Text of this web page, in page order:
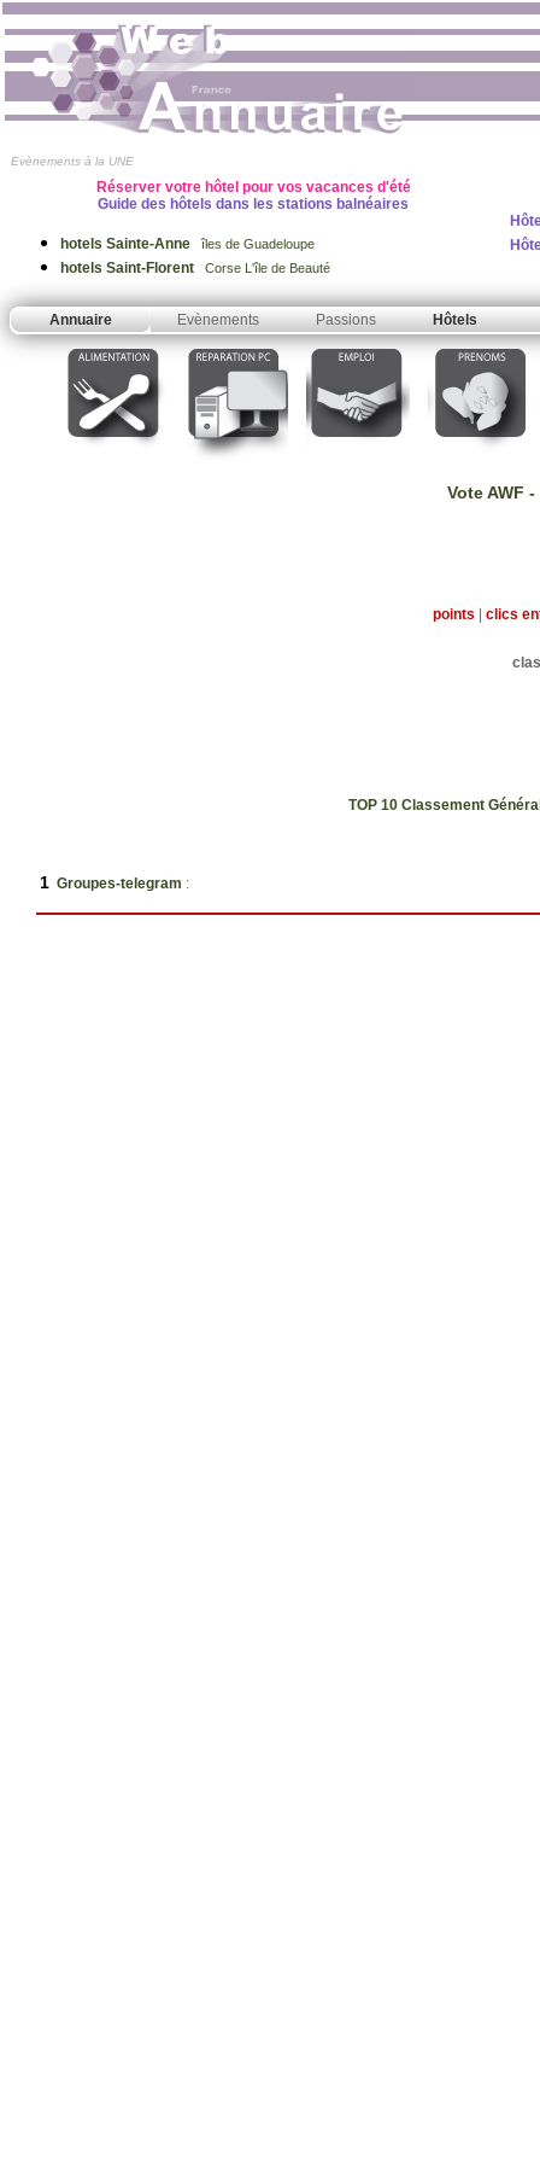
Evènements à la UNE
Réserver votre hôtel pour vos vacances d'été
Guide des hôtels dans les stations balnéaires
hotels Sainte-Anne îles de Guadeloupe
hotels Saint-Florent Corse L'île de Beauté
Annuaire Evènements Passions Hôtels
Vote AWF-
points |clics
TOP 10 Classement
1 Groupes-telegram :